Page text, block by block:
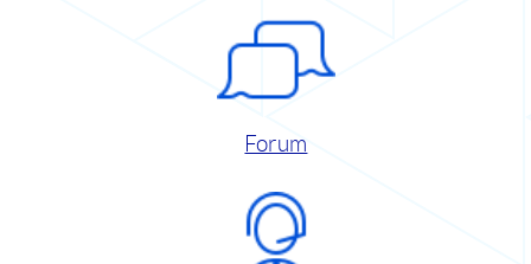
Forum